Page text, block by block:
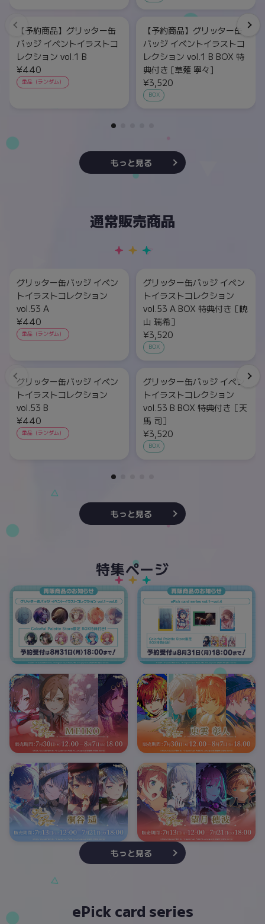
【予約商品】グリッター缶
バッジ イベントイラストコ
レクション vol.1 B
¥440
単品（ランダム）
【予約商品】グリッター缶
バッジ イベントイラストコ
レクション vol.1 B BOX 特
典付き [草薙 寧々]
¥3,520
BOX
もっと見る
通常販売商品
グリッター缶バッジ イベン
トイラストコレクション
vol.53 A
¥440
単品（ランダム）
グリッター缶バッジ イベン
トイラストコレクション
vol.53 A BOX 特典付き［暁
山 瑞希］
¥3,520
BOX
グリッター缶バッジ イベン
トイラストコレクション
vol.53 B
¥440
単品（ランダム）
グリッター缶バッジ イベン
トイラストコレクション
vol.53 B BOX 特典付き［天
馬 司］
¥3,520
BOX
もっと見る
特集ページ
もっと見る
ePick card series